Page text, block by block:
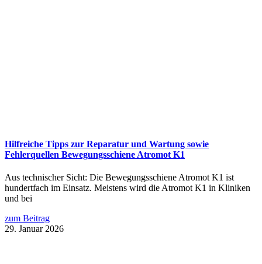
Hilfreiche Tipps zur Reparatur und Wartung sowie
Fehlerquellen Bewegungsschiene Atromot K1
Aus technischer Sicht: Die Bewegungsschiene Atromot K1 ist
hundertfach im Einsatz. Meistens wird die Atromot K1 in Kliniken
und bei
zum Beitrag
29. Januar 2026